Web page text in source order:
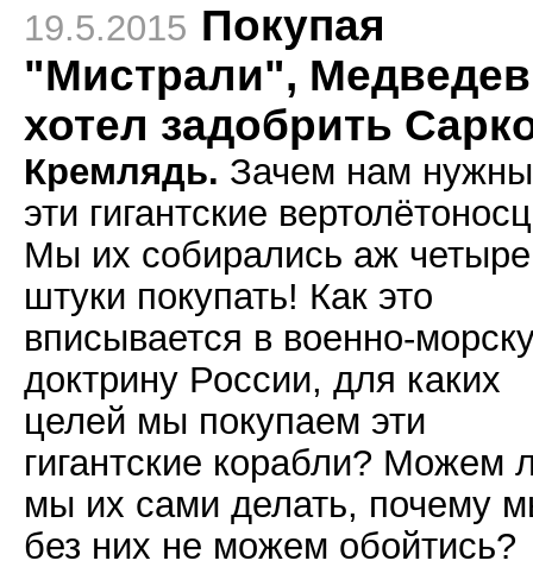
19.5.2015 Покупая
"Мистрали", Медведев
хотел задобрить
Кремлядь. Зачем нам нужны
эти гигантские
Мы их собирались аж четыре
штуки покупать! Как это
вписывается в военно-
доктрину России, для каких
целей мы покупаем эти
гигантские корабли? Можем
мы их сами делать, почему
без них не можем обойтись?